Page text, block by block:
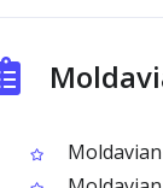
Moldavian